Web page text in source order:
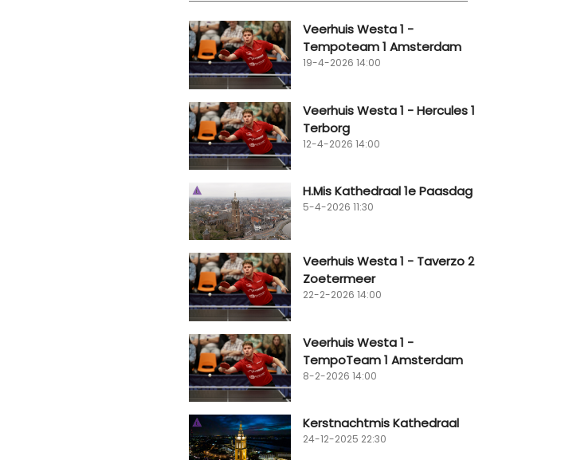
Veerhuis Westa 1 -
Tempoteam 1 Amsterdam
19-4-2026 14:00
Veerhuis Westa 1 - Hercules 1
Terborg
12-4-2026 14:00
H.Mis Kathedraal 1e Paasdag
5-4-2026 11:30
Veerhuis Westa 1 - Taverzo 2
Zoetermeer
22-2-2026 14:00
Veerhuis Westa 1 -
TempoTeam 1 Amsterdam
8-2-2026 14:00
Kerstnachtmis Kathedraal
24-12-2025 22:30